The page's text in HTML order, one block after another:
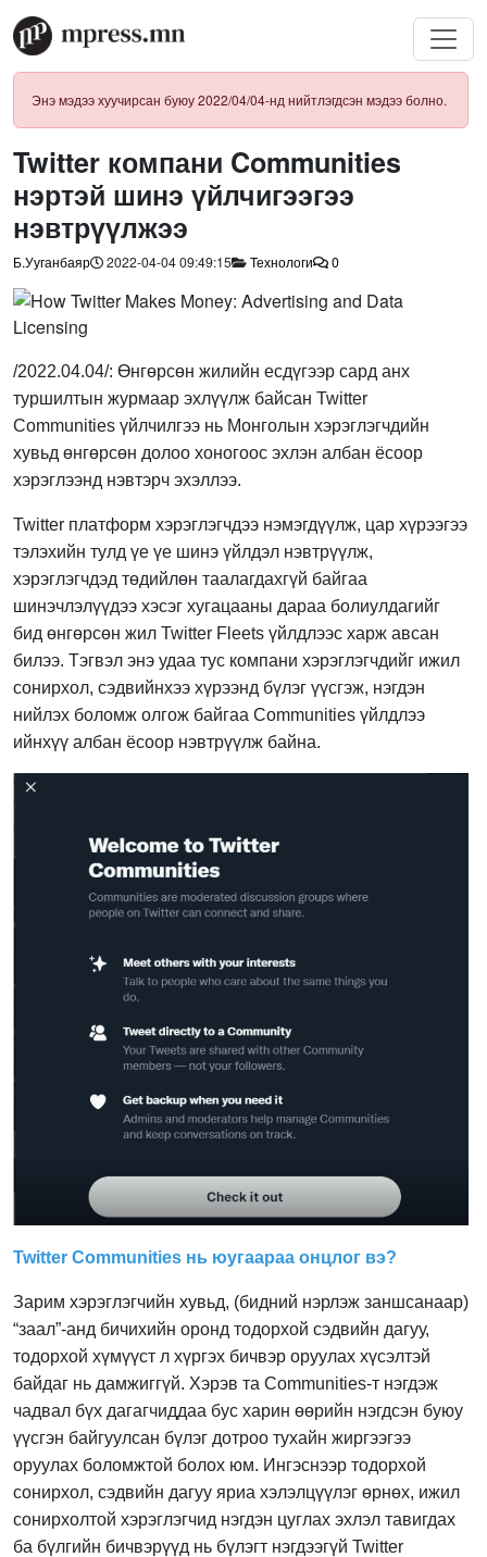
Энэ мэдээ хуучирсан буюу 2022/04/04-нд нийтлэгдсэн мэдээ болно.
Twitter компани Communities
нэртэй шинэ үйлчигээгээ
нэвтрүүлжээ
Б.Ууганбаяр 2022-04-04 09:49:15 Технологи 0
/2022.04.04/: Өнгөрсөн жилийн есдүгээр сард анх
туршилтын журмаар эхлүүлж байсан Twitter
Communities үйлчилгээ нь Монголын хэрэглэгчдийн
хувьд өнгөрсөн долоо хоногоос эхлэн албан ёсоор
хэрэглээнд нэвтэрч эхэллээ.
Twitter платформ хэрэглэгчдээ нэмэгдүүлж, цар хүрээгээ
тэлэхийн тулд үе үе шинэ үйлдэл нэвтрүүлж,
хэрэглэгчдэд төдийлөн таалагдахгүй байгаа
шинэчлэлүүдээ хэсэг хугацааны дараа болиулдагийг
бид өнгөрсөн жил Twitter Fleets үйлдлээс харж авсан
билээ. Тэгвэл энэ удаа тус компани хэрэглэгчдийг ижил
сонирхол, сэдвийнхээ хүрээнд бүлэг үүсгэж, нэгдэн
нийлэх боломж олгож байгаа Communities үйлдлээ
ийнхүү албан ёсоор нэвтрүүлж байна.
Twitter Communities нь юугаараа онцлог вэ?
Зарим хэрэглэгчийн хувьд, (бидний нэрлэж заншсанаар)
“заал”-анд бичихийн оронд тодорхой сэдвийн дагуу,
тодорхой хүмүүст л хүргэх бичвэр оруулах хүсэлтэй
байдаг нь дамжиггүй. Хэрэв та Communities-т нэгдэж
чадвал бүх дагагчиддаа бус харин өөрийн нэгдсэн буюу
үүсгэн байгуулсан бүлэг дотроо тухайн жиргээгээ
оруулах боломжтой болох юм. Ингэснээр тодорхой
сонирхол, сэдвийн дагуу яриа хэлэлцүүлэг өрнөх, ижил
сонирхолтой хэрэглэгчид нэгдэн цуглах эхлэл тавигдах
ба бүлгийн бичвэрүүд нь бүлэгт нэгдээгүй Twitter